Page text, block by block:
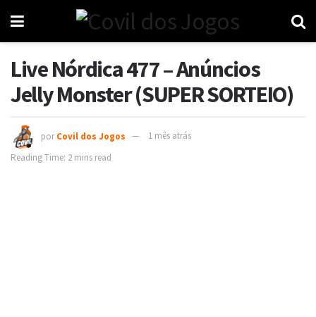
Live Nórdica 477 – Anúncios
Jelly Monster (SUPER SORTEIO)
por Covil dos Jogos
1 mês atrás
Reading Time: 2 mins read